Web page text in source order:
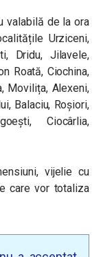
valabilă de la ora
Urziceni,
Dridu, Jilavele,
Roată, Ciochina,
Movilița, Alexeni,
Balaciu, Roșiori,
Ciocârlia,
vijelie cu
care vor totaliza